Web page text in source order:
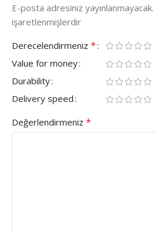
E-posta adresiniz yayınlanmayacak.
işaretlenmişlerdir
Derecelendirmeniz *
Value for money
Durability
Delivery speed
Değerlendirmeniz *